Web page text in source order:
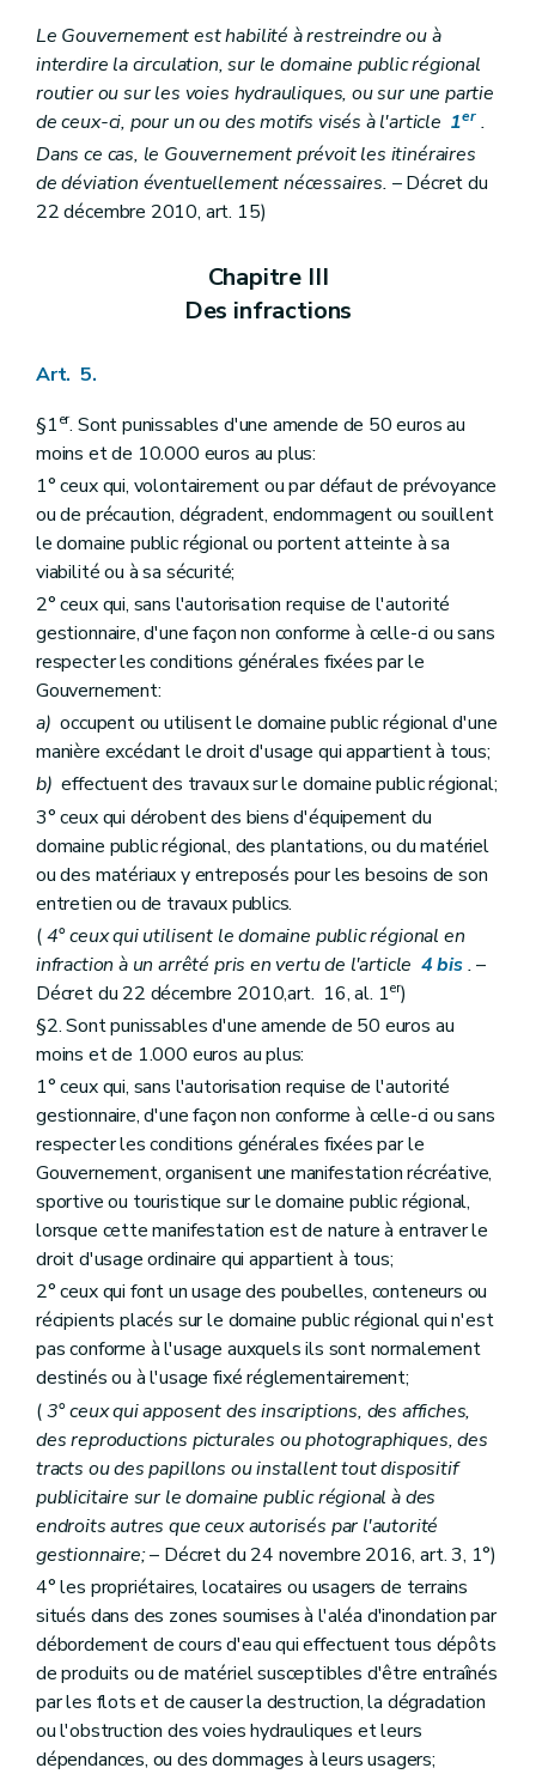
Le Gouvernement est habilité à restreindre ou à
interdire la circulation, sur le domaine public régional
routier ou sur les voies hydrauliques, ou sur une partie
de ceux-ci, pour un ou des motifs visés à l'article 1er.
Dans ce cas, le Gouvernement prévoit les itinéraires
de déviation éventuellement nécessaires. – Décret du
22 décembre 2010, art. 15)
Chapitre III
Des infractions
Art. 5.
§1er. Sont punissables d'une amende de 50 euros au
moins et de 10.000 euros au plus:
1° ceux qui, volontairement ou par défaut de prévoyance
ou de précaution, dégradent, endommagent ou souillent
le domaine public régional ou portent atteinte à sa
viabilité ou à sa sécurité;
2° ceux qui, sans l'autorisation requise de l'autorité
gestionnaire, d'une façon non conforme à celle-ci ou sans
respecter les conditions générales fixées par le
Gouvernement:
a) occupent ou utilisent le domaine public régional d'une
manière excédant le droit d'usage qui appartient à tous;
b) effectuent des travaux sur le domaine public régional;
3° ceux qui dérobent des biens d'équipement du
domaine public régional, des plantations, ou du matériel
ou des matériaux y entreposés pour les besoins de son
entretien ou de travaux publics.
(4° ceux qui utilisent le domaine public régional en
infraction à un arrêté pris en vertu de l'article 4bis.–
Décret du 22 décembre 2010,art. 16, al. 1er)
§2. Sont punissables d'une amende de 50 euros au
moins et de 1.000 euros au plus:
1° ceux qui, sans l'autorisation requise de l'autorité
gestionnaire, d'une façon non conforme à celle-ci ou sans
respecter les conditions générales fixées par le
Gouvernement, organisent une manifestation récréative,
sportive ou touristique sur le domaine public régional,
lorsque cette manifestation est de nature à entraver le
droit d'usage ordinaire qui appartient à tous;
2° ceux qui font un usage des poubelles, conteneurs ou
récipients placés sur le domaine public régional qui n'est
pas conforme à l'usage auxquels ils sont normalement
destinés ou à l'usage fixé réglementairement;
(3° ceux qui apposent des inscriptions, des affiches,
des reproductions picturales ou photographiques, des
tracts ou des papillons ou installent tout dispositif
publicitaire sur le domaine public régional à des
endroits autres que ceux autorisés par l'autorité
gestionnaire;– Décret du 24 novembre 2016, art. 3, 1°)
4° les propriétaires, locataires ou usagers de terrains
situés dans des zones soumises à l'aléa d'inondation par
débordement de cours d'eau qui effectuent tous dépôts
de produits ou de matériel susceptibles d'être entraînés
par les flots et de causer la destruction, la dégradation
ou l'obstruction des voies hydrauliques et leurs
dépendances, ou des dommages à leurs usagers;